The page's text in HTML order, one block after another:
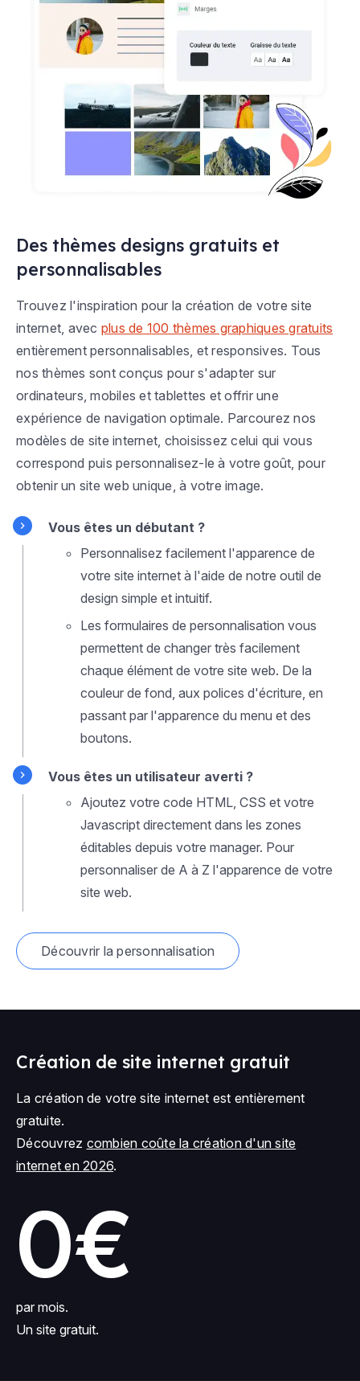
Des thèmes designs gratuits et
personnalisables
Trouvez l'inspiration pour la création de votre site
internet, avec plus de 100 thèmes graphiques gratuits
entièrement personnalisables, et responsives. Tous
nos thèmes sont conçus pour s'adapter sur
ordinateurs, mobiles et tablettes et offrir une
expérience de navigation optimale. Parcourez nos
modèles de site internet, choisissez celui qui vous
correspond puis personnalisez-le à votre goût, pour
obtenir un site web unique, à votre image.
Vous êtes un débutant ?
Personnalisez facilement l'apparence de
votre site internet à l'aide de notre outil de
design simple et intuitif.
Les formulaires de personnalisation vous
permettent de changer très facilement
chaque élément de votre site web. De la
couleur de fond, aux polices d'écriture, en
passant par l'apparence du menu et des
boutons.
Vous êtes un utilisateur averti ?
Ajoutez votre code HTML, CSS et votre
Javascript directement dans les zones
éditables depuis votre manager. Pour
personnaliser de A à Z l'apparence de votre
site web.
Découvrir la personnalisation
Création de site internet gratuit
La création de votre site internet est entièrement
gratuite.
Découvrez combien coûte la création d'un site
internet en 2026.
0€
par mois.
Un site gratuit.